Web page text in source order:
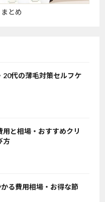
とめ
20代の薄毛対策セルフケ
用と相場・おすすめクリ
方
る費用相場・お得な節